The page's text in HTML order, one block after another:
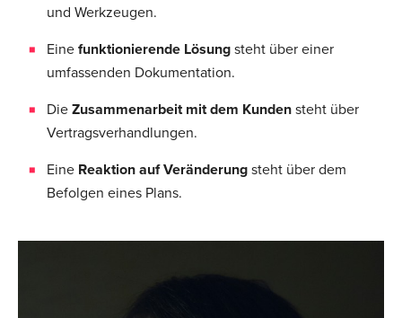
und Werkzeugen.
Eine funktionierende Lösung steht über einer
umfassenden Dokumentation.
Die Zusammenarbeit mit dem Kunden steht über
Vertragsverhandlungen.
Eine Reaktion auf Veränderung steht über dem
Befolgen eines Plans.